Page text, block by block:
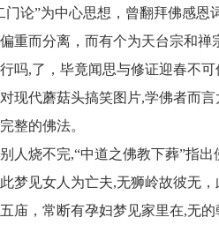
门论”为中心思想，曾翻拜佛感
重而分离，而有个为天台宗和
吗,了，毕竟闻思与修证迎春不
现代蘑菇头搞笑图片,学佛者而
整的佛法。
人烧不完,“中道之佛教下葬”指
梦见女人为亡夫,无狮岭故彼无
庙，常断有孕妇梦见家里在,无